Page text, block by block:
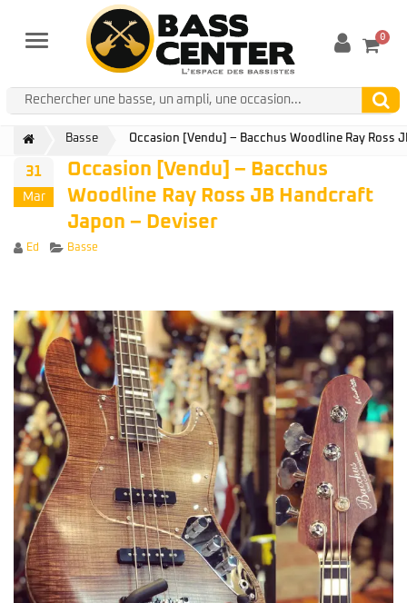
Menu 0
Basse Occasion [Vendu] – Bacchus Woodline Ray Ross
31
Mar
Occasion [Vendu] – Bacchus
Woodline Ray Ross JB Handcraft
Japon – Deviser
Author
Ed Categories
Basse